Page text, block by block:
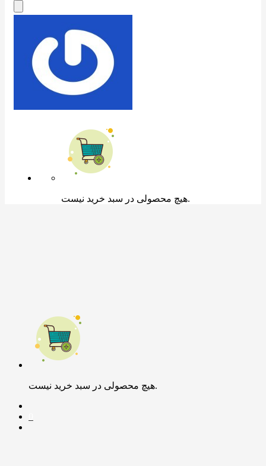
هیچ محصولی در سبد خرید نیست.
هیچ محصولی در سبد خرید نیست.